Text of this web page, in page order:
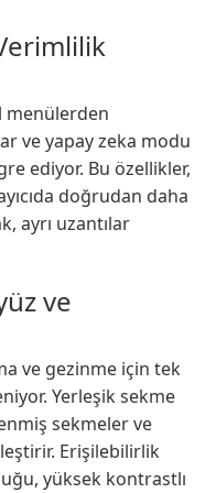
menülerden
ve yapay zeka modu
ediyor. Bu özellikler,
doğrudan daha
ayrı uzantılar
ve
ve gezinme için tek
Yerleşik sekme
sekmeler ve
Erişilebilirlik
yüksek kontrastlı